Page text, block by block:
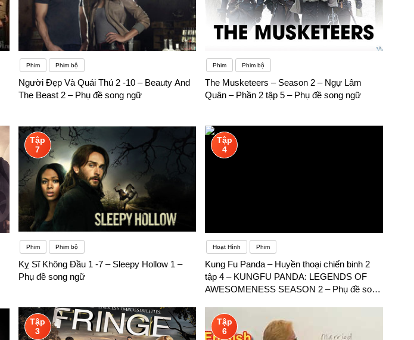
Phim Phim bộ
Người Đẹp Và Quái Thú 2 -10 – Beauty And
The Beast 2 – Phụ đề song ngữ
Phim Phim bộ
The Musketeers – Season 2 – Ngự Lâm
Quân – Phần 2 tập 5 – Phụ đề song ngữ
Tập
7
Phim Phim bộ
Kỵ Sĩ Không Đầu 1 -7 – Sleepy Hollow 1 –
Phụ đề song ngữ
Tập
4
Hoạt Hình Phim
Kung Fu Panda – Huyền thoại chiến binh 2
tập 4 – KUNGFU PANDA: LEGENDS OF
AWESOMENESS SEASON 2 – Phụ đề song
Tập
3
Tập
6